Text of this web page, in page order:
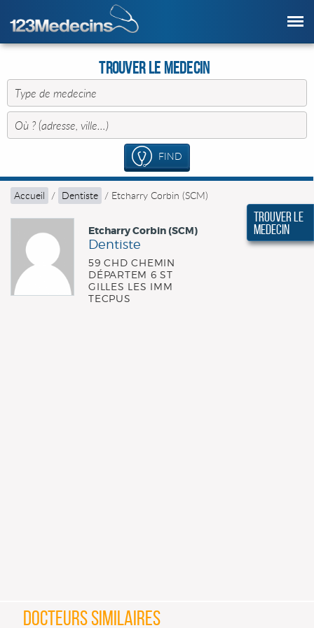
Trouver le Medecin
FIND
Accueil / Dentiste / Etcharry Corbin (SCM)
Etcharry Corbin (SCM)
Dentiste
59 CHD CHEMIN
DÉPARTEM 6 ST
GILLES LES IMM
TECPUS
DOCTEURS SIMILAIRES
Trouver le
Medecin